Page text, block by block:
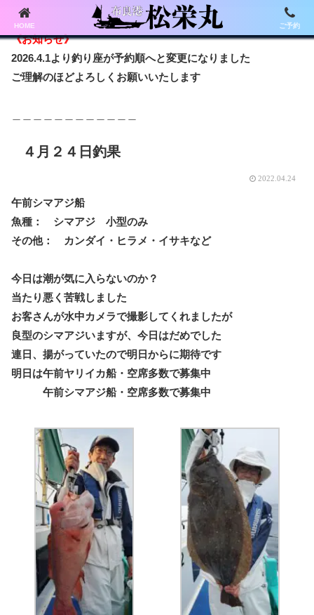
《お知らせ》
2026.4.1より釣り座が予約順へと変更になりました
ご理解のほどよろしくお願いいたします
４月２４日釣果
2022.04.24
午前シマアジ船
魚種： シマアジ 小型のみ
その他： カンダイ・ヒラメ・イサキなど
今日は潮が気に入らないのか？
当たり悪く苦戦しました
お客さんが水中カメラで撮影してくれましたが
良型のシマアジいますが、今日はだめでした
連日、揚がっていたので明日からに期待です
明日は午前ヤリイカ船・空席多数で募集中
午前シマアジ船・空席多数で募集中
HOME ご予約